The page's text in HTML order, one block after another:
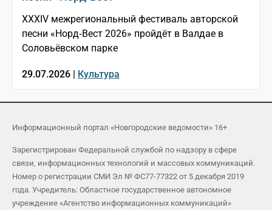
XXXIV межрегиональный фестиваль авторской
песни «Норд‑Вест 2026» пройдёт в Валдае в
Соловьёвском парке
29.07.2026 | Культура
Информационный портал «Новгородские ведомости» 16+
Зарегистрирован Федеральной службой по надзору в сфере
связи, информационных технологий и массовых коммуникаций.
Номер о регистрации СМИ Эл № ФС77-77322 от 5 декабря 2019
года. Учредитель: Областное государственное автономное
учреждение «Агентство информационных коммуникаций»